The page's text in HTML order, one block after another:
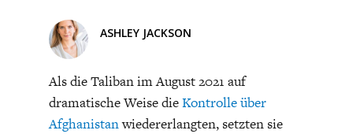
ASHLEY JACKSON
Als die Taliban im August 2021 auf
dramatische Weise dieKontrolle über
Afghanistanwiedererlangten, setzten sie